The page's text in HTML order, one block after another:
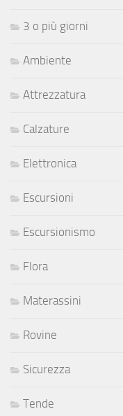
3 o più giorni
Ambiente
Attrezzatura
Calzature
Elettronica
Escursioni
Escursionismo
Flora
Materassini
Rovine
Sicurezza
Tende